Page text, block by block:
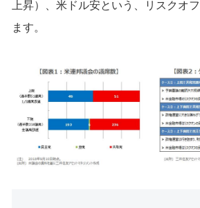
上昇）、米ドル安という、リスクオ
ます。